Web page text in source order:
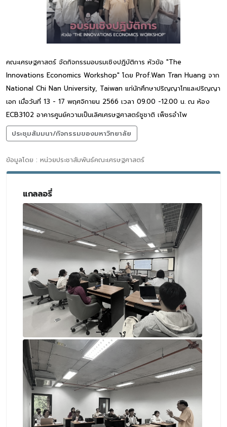
คณะเศรษฐศาสตร์ จัดกิจกรรมอบรมเชิงปฎิบัติการ หัวข้อ "The
Innovations Economics Workshop" โดย Prof.Wan Tran Huang จาก
National Chi Nan University, Taiwan แก่นักศึกษาปริญญาโทและปริญญา
เอก เมื่อวันที่ 13 - 17 พฤศจิกายน 2566 เวลา 09.00 -12.00 น. ณ ห้อง
ECB3102 อาคารศูนย์ความเป็นเลิศเศรษฐศาสตร์ชูชาติ เพ็ชรอำไพ
ประชุมสัมมนา/กิจกรรมของมหาวิทยาลัย
ข้อมูลโดย : หน่วยประชาสัมพันธ์คณะเศรษฐศาสตร์
แกลลอรี่